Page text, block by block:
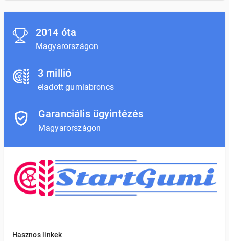
2014 óta
Magyarországon
3 millió
eladott gumiabroncs
Garanciális ügyintézés
Magyarországon
Hasznos linkek